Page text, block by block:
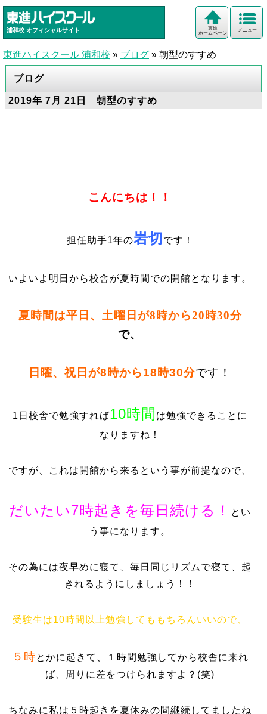
浦和校 オフィシャルサイト メニュー
東進
ホームページ
東進ハイスクール 浦和校 » ブログ » 朝型のすすめ
ブログ
2019年 7月 21日 朝型のすすめ
こんにちは！！
担任助手1年の岩切 です！
いよいよ明日から校舎が夏時間での開館となります。
夏時間は平日、土曜日が8時から20時30分
で、
日曜、祝日が8時から18時30分です！
1日校舎で勉強すれば10時間 は勉強できることに
なりますね！
ですが、これは開館から来るという事が前提なので、
だいたい7時起きを毎日続ける！
とい
う事になります。
その為には夜早めに寝て、毎日同じリズムで寝て、起
きれるようにしましょう！！
受験生は10時間以上勉強してももちろんいいので
５時とかに起きて、１時間勉強してから校舎に来れ
ば、周りに差をつけられますよ？(笑)
ちなみに私は５時起きを夏休みの間継続してましたね